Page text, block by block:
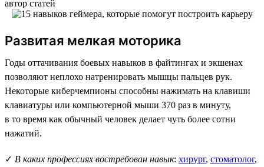
автор статей
Развитая мелкая моторика
Годы оттачивания боевых навыков в файтингах и экшенах
позволяют неплохо натренировать мышцы пальцев рук.
Некоторые киберчемпионы способны нажимать на клавиши
клавиатуры или компьютерной мыши 370 раз в минуту,
в то время как обычный человек делает чуть более сотни
нажатий.
✓ В каких профессиях востребован навык: хирург, стоматолог,